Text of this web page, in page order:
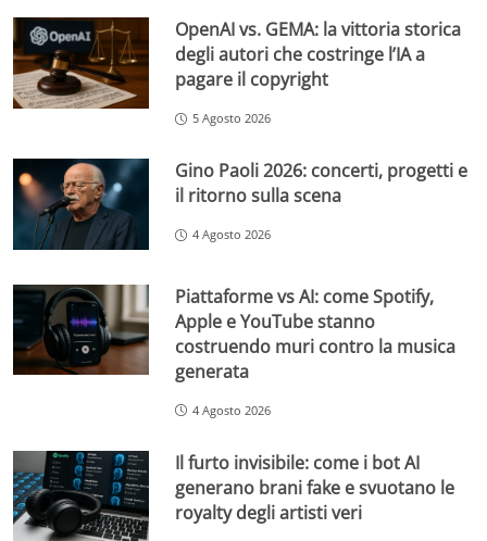
OpenAI vs. GEMA: la vittoria storica
degli autori che costringe l’IA a
pagare il copyright
5 Agosto 2026
Gino Paoli 2026: concerti, progetti e
il ritorno sulla scena
4 Agosto 2026
Piattaforme vs AI: come Spotify,
Apple e YouTube stanno
costruendo muri contro la musica
generata
4 Agosto 2026
Il furto invisibile: come i bot AI
generano brani fake e svuotano le
royalty degli artisti veri